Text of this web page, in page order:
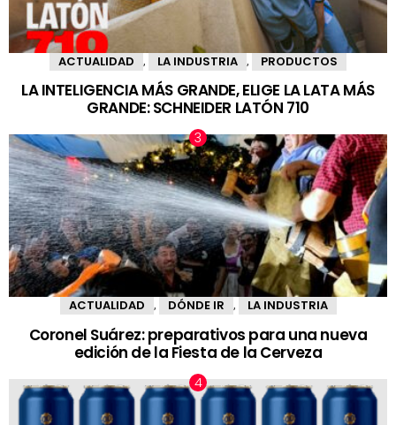
ACTUALIDAD , LA INDUSTRIA , PRODUCTOS
LA INTELIGENCIA MÁS GRANDE, ELIGE LA LATA MÁS
GRANDE: SCHNEIDER LATÓN 710
ACTUALIDAD , DÓNDE IR , LA INDUSTRIA
Coronel Suárez: preparativos para una nueva
edición de la Fiesta de la Cerveza